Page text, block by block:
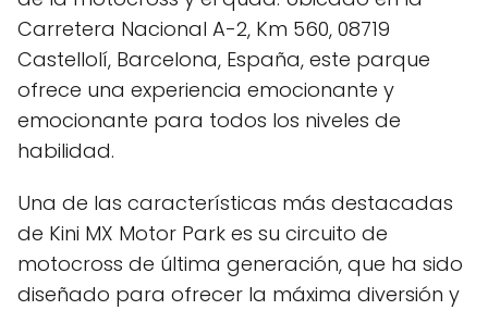
Carretera Nacional A-2, Km 560, 08719
Castellolí, Barcelona, España, este parque
ofrece una experiencia emocionante y
emocionante para todos los niveles de
habilidad.
Una de las características más destacadas
de Kini MX Motor Park es su circuito de
motocross de última generación, que ha sido
diseñado para ofrecer la máxima diversión y